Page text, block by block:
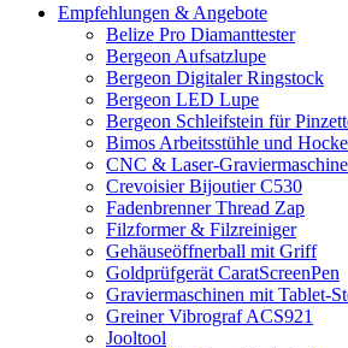
Empfehlungen & Angebote
Belize Pro Diamanttester
Bergeon Aufsatzlupe
Bergeon Digitaler Ringstock
Bergeon LED Lupe
Bergeon Schleifstein für
Bimos Arbeitsstühle und
CNC & Laser-
Crevoisier Bijoutier C530
Fadenbrenner Thread Zap
Filzformer & Filzreiniger
Gehäuseöffnerball mit Griff
Goldprüfgerät CaratScreenPen
Graviermaschinen mit Tablet-
Greiner Vibrograf ACS921
Jooltool